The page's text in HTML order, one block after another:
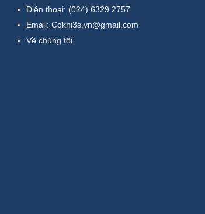
Điện thoại: (024) 6329 2757
Email:Cokhi3s.vn@gmail.com
Về chúng tôi